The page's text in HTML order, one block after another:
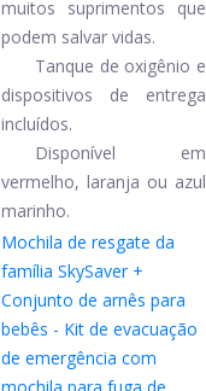
muitos suprimentos que
podem salvar vidas.
Tanque de oxigênio e
dispositivos de entrega
incluídos.
Disponível em
vermelho, laranja ou azul
marinho.
Mochila de resgate da
família SkySaver +
Conjunto de arnês para
bebês - Kit de evacuação
de emergência com